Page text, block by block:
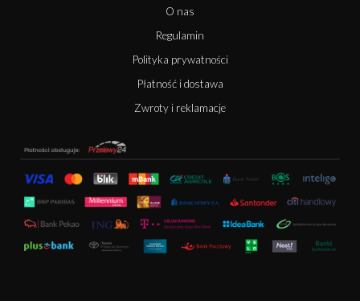
O nas
Regulamin
Polityka prywatności
Płatność i dostawa
Zwroty i reklamacje